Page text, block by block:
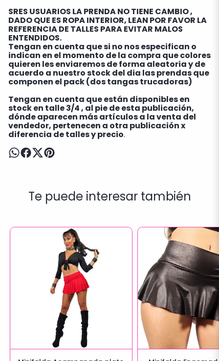
SRES USUARIOS LA PRENDA NO TIENE CAMBIO ,
DADO QUE ES ROPA INTERIOR, LEAN POR FAVOR LA
REFERENCIA DE TALLES PARA EVITAR MALOS
ENTENDIDOS.
Tengan en cuenta que si no nos especifican o
indican en el momento de la compra que colores
quieren les enviaremos de forma aleatoria y de
acuerdo a nuestro stock del dia las prendas que
componen el pack (dos tangas trucadoras)
Tengan en cuenta que están disponibles en
stock en talle 3/4 , al pie de esta publicación,
dónde aparecen más artículos a la venta del
vendedor, pertenecen a otra publicación x
diferencia de talles y precio.
Te puede interesar también